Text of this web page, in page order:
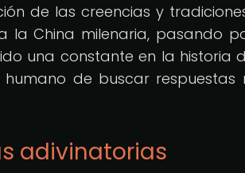
de las creencias y
la China milenaria, pasando
una constante en la historia
de buscar respuestas
adivinatorias